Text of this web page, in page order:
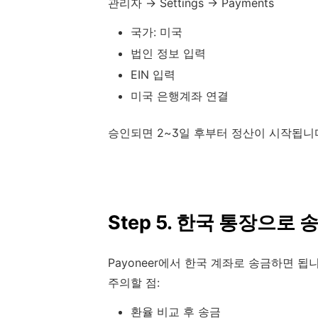
국가: 미국
법인 정보 입력
EIN 입력
미국 은행계좌 연결
승인되면 2~3일 후부터 정산이 시작됩니
Step 5. 한국 통장으로
Payoneer에서 한국 계좌로 송금하면 됩
주의할 점:
환율 비교 후 송금